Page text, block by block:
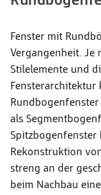
Fenster mit
Vergangenheit. Je
Stilelemente und
Fensterarchitektur
als
Spitzbogenfenster
Rekonstruktion
streng an der
beim Nachbau